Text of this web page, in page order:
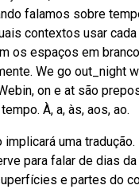
falamos sobre
contextos usar
os espaços em
We go out_night
on e at são
À, a, às, aos, ao.
implicará uma tradução.
para falar de dias da
e partes do